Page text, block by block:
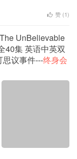
赞 (1)
UnBelievable
40集 英语中英双
思议事件---终身会